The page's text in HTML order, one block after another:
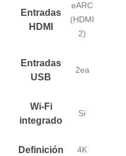
Entradas
HDMI
eARC
(HDMI
2)
Entradas
USB
2ea
Wi-Fi
integrado
Sí
Definición
4K